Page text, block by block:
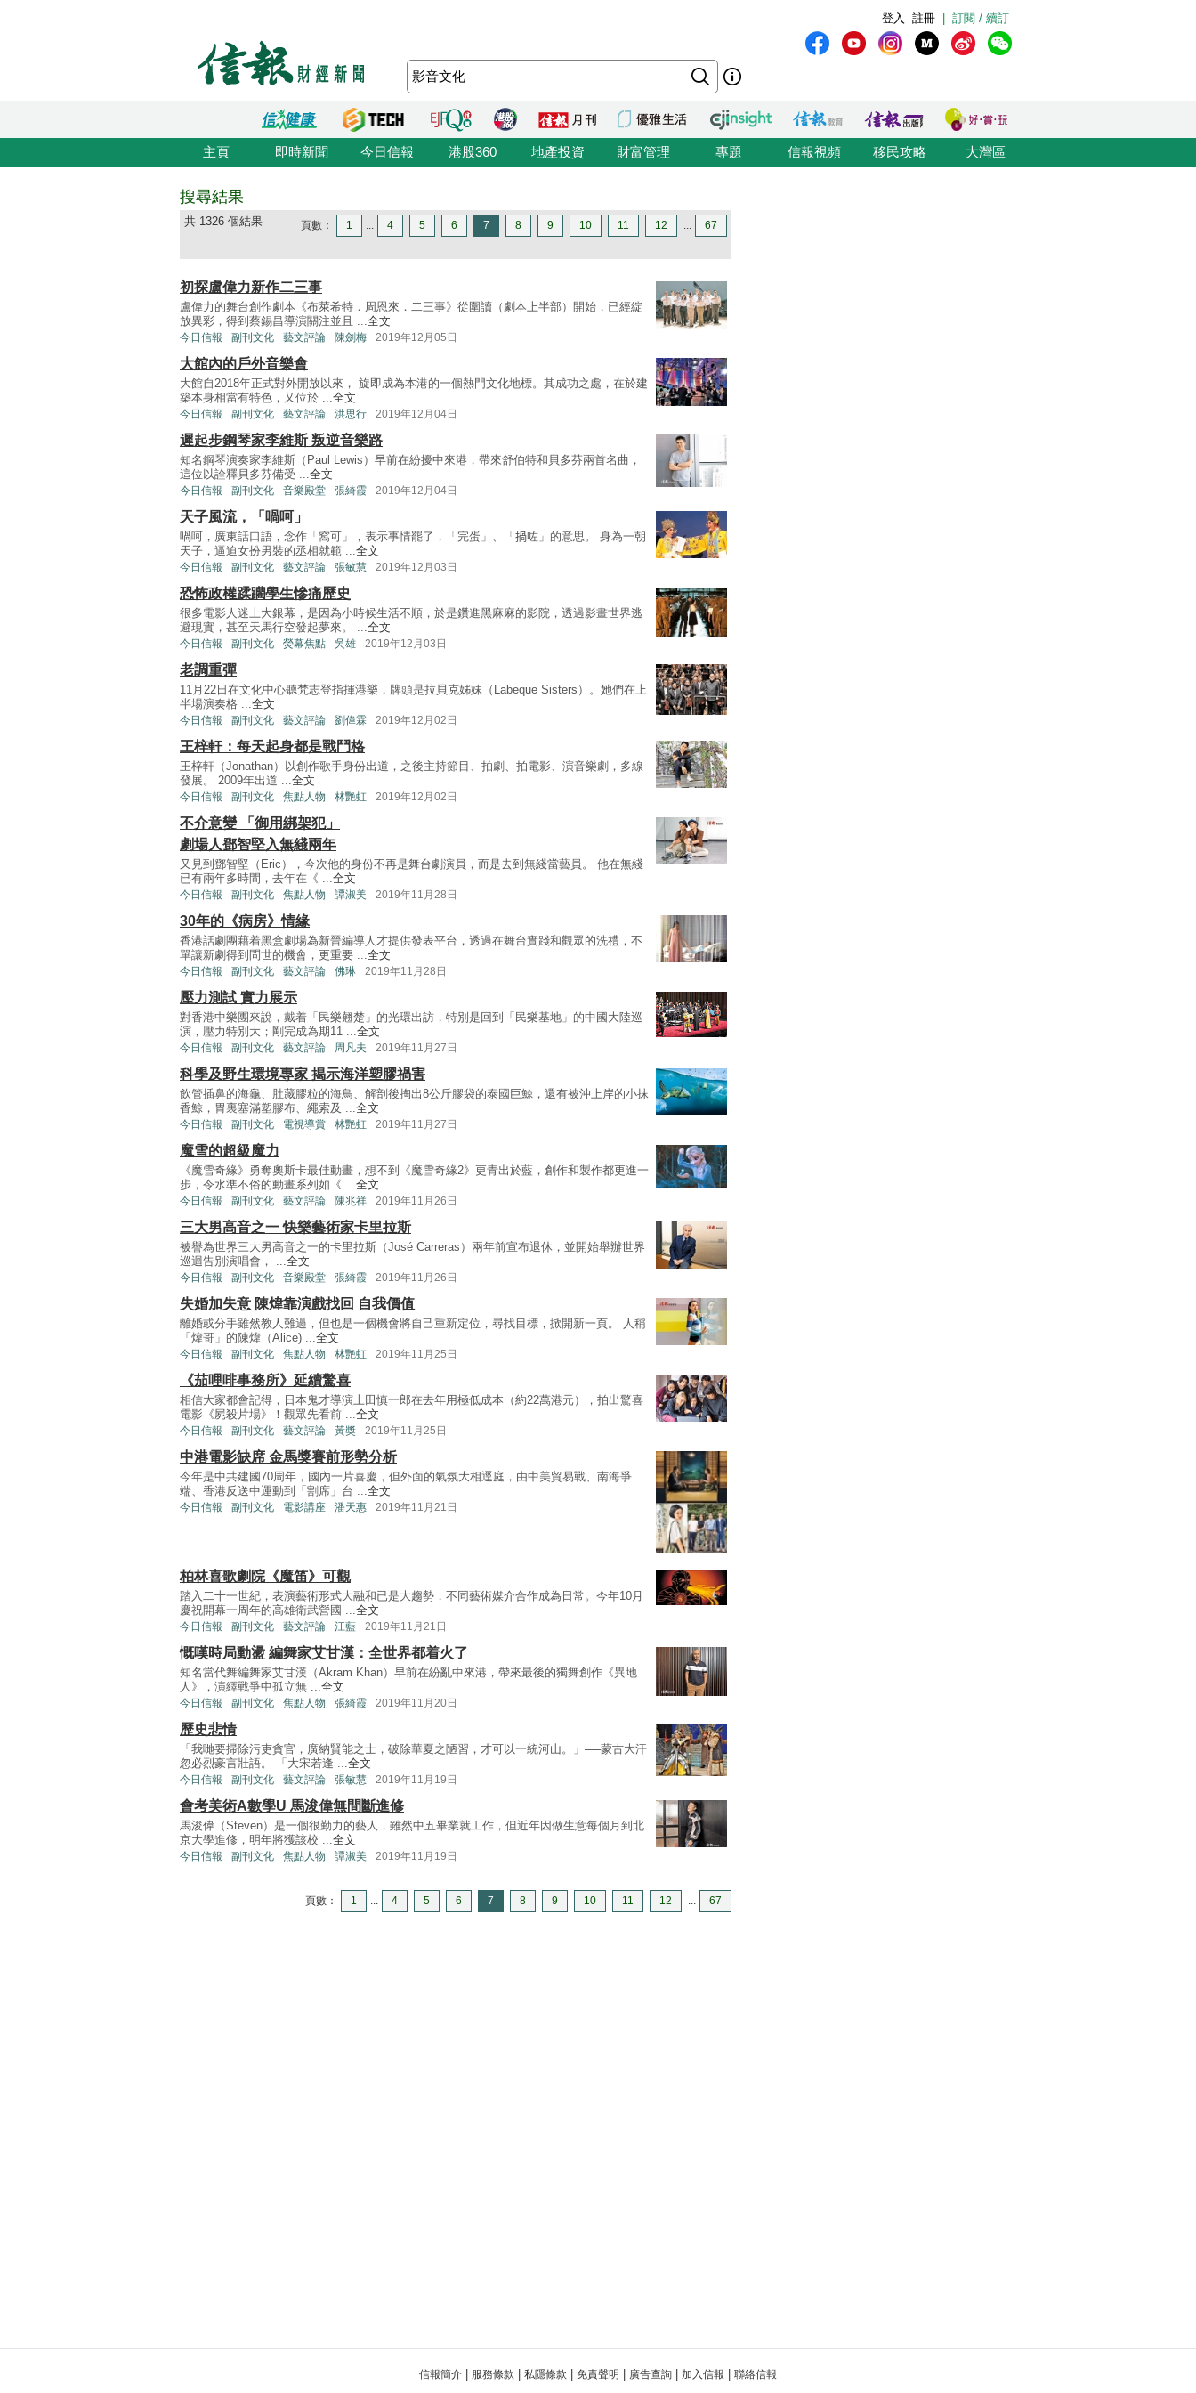
訂閱 / 續訂
註冊
登入
主頁 即時新聞 今日信報 港股360 地產投資 財富管理 專題 信報視頻 移民攻略 大灣區
搜尋結果
共 1326 個結果 頁數： 1 ... 4 5 6 7 8 9 10 11 12 ... 67
初探盧偉力新作二三事
盧偉力的舞台創作劇本《布萊希特．周恩來．二三事》從圍讀（劇本上半部）開始，已經綻
放異彩，得到蔡錫昌導演關注並且 ...全文
今日信報 副刊文化 藝文評論 陳劍梅 2019年12月05日
大館內的戶外音樂會
大館自2018年正式對外開放以來， 旋即成為本港的一個熱門文化地標。其成功之處，在於建
築本身相當有特色，又位於 ...全文
今日信報 副刊文化 藝文評論 洪思行 2019年12月04日
遲起步鋼琴家李維斯 叛逆音樂路
知名鋼琴演奏家李維斯（Paul Lewis）早前在紛擾中來港，帶來舒伯特和貝多芬兩首名曲，
這位以詮釋貝多芬備受 ...全文
今日信報 副刊文化 音樂殿堂 張綺霞 2019年12月04日
天子風流，「喎呵」
喎呵，廣東話口語，念作「窩可」，表示事情罷了，「完蛋」、「𢰸咗」的意思。 身為一朝
天子，逼迫女扮男裝的丞相就範 ...全文
今日信報 副刊文化 藝文評論 張敏慧 2019年12月03日
恐怖政權蹂躪學生慘痛歷史
很多電影人迷上大銀幕，是因為小時候生活不順，於是鑽進黑麻麻的影院，透過影畫世界逃
避現實，甚至天馬行空發起夢來。 ...全文
今日信報 副刊文化 熒幕焦點 吳雄 2019年12月03日
老調重彈
11月22日在文化中心聽梵志登指揮港樂，牌頭是拉貝克姊妹（Labeque Sisters）。她們在上
半場演奏格 ...全文
今日信報 副刊文化 藝文評論 劉偉霖 2019年12月02日
王梓軒：每天起身都是戰鬥格
王梓軒（Jonathan）以創作歌手身份出道，之後主持節目、拍劇、拍電影、演音樂劇，多線
發展。 2009年出道 ...全文
今日信報 副刊文化 焦點人物 林艷虹 2019年12月02日
不介意變 「御用綁架犯」
劇場人鄧智堅入無綫兩年
又見到鄧智堅（Eric），今次他的身份不再是舞台劇演員，而是去到無綫當藝員。 他在無綫
已有兩年多時間，去年在《 ...全文
今日信報 副刊文化 焦點人物 譚淑美 2019年11月28日
30年的《病房》情緣
香港話劇團藉着黑盒劇場為新晉編導人才提供發表平台，透過在舞台實踐和觀眾的洗禮，不
單讓新劇得到問世的機會，更重要 ...全文
今日信報 副刊文化 藝文評論 佛琳 2019年11月28日
壓力測試 實力展示
對香港中樂團來說，戴着「民樂翹楚」的光環出訪，特別是回到「民樂基地」的中國大陸巡
演，壓力特別大；剛完成為期11 ...全文
今日信報 副刊文化 藝文評論 周凡夫 2019年11月27日
科學及野生環境專家 揭示海洋塑膠禍害
飲管插鼻的海龜、肚藏膠粒的海鳥、解剖後掏出8公斤膠袋的泰國巨鯨，還有被沖上岸的小抹
香鯨，胃裏塞滿塑膠布、繩索及 ...全文
今日信報 副刊文化 電視導賞 林艷虹 2019年11月27日
魔雪的超級魔力
《魔雪奇緣》勇奪奧斯卡最佳動畫，想不到《魔雪奇緣2》更青出於藍，創作和製作都更進一
步，令水準不俗的動畫系列如《 ...全文
今日信報 副刊文化 藝文評論 陳兆祥 2019年11月26日
三大男高音之一 快樂藝術家卡里拉斯
被譽為世界三大男高音之一的卡里拉斯（José Carreras）兩年前宣布退休，並開始舉辦世界
巡迴告別演唱會， ...全文
今日信報 副刊文化 音樂殿堂 張綺霞 2019年11月26日
失婚加失意 陳煒靠演戲找回 自我價值
離婚或分手雖然教人難過，但也是一個機會將自己重新定位，尋找目標，掀開新一頁。 人稱
「煒哥」的陳煒（Alice) ...全文
今日信報 副刊文化 焦點人物 林艷虹 2019年11月25日
《茄哩啡事務所》延續驚喜
相信大家都會記得，日本鬼才導演上田慎一郎在去年用極低成本（約22萬港元），拍出驚喜
電影《屍殺片場》！觀眾先看前 ...全文
今日信報 副刊文化 藝文評論 黃獎 2019年11月25日
中港電影缺席 金馬獎賽前形勢分析
今年是中共建國70周年，國內一片喜慶，但外面的氣氛大相逕庭，由中美貿易戰、南海爭
端、香港反送中運動到「割席」台 ...全文
今日信報 副刊文化 電影講座 潘天惠 2019年11月21日
柏林喜歌劇院《魔笛》可觀
踏入二十一世紀，表演藝術形式大融和已是大趨勢，不同藝術媒介合作成為日常。今年10月
慶祝開幕一周年的高雄衛武營國 ...全文
今日信報 副刊文化 藝文評論 江藍 2019年11月21日
慨嘆時局動盪 編舞家艾甘漢：全世界都着火了
知名當代舞編舞家艾甘漢（Akram Khan）早前在紛亂中來港，帶來最後的獨舞創作《異地
人》，演繹戰爭中孤立無 ...全文
今日信報 副刊文化 焦點人物 張綺霞 2019年11月20日
歷史悲情
「我哋要掃除污吏貪官，廣納賢能之士，破除華夏之陋習，才可以一統河山。」──蒙古大汗
忽必烈豪言壯語。 「大宋若逢 ...全文
今日信報 副刊文化 藝文評論 張敏慧 2019年11月19日
會考美術A數學U 馬浚偉無間斷進修
馬浚偉（Steven）是一個很勤力的藝人，雖然中五畢業就工作，但近年因做生意每個月到北
京大學進修，明年將獲該校 ...全文
今日信報 副刊文化 焦點人物 譚淑美 2019年11月19日
頁數： 1 ... 4 5 6 7 8 9 10 11 12 ... 67
信報簡介 服務條款 私隱條款 免責聲明 廣告查詢 加入信報 聯絡信報